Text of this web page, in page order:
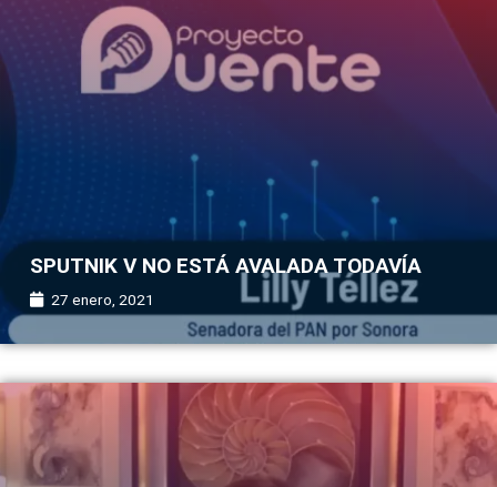
SPUTNIK V NO ESTÁ AVALADA TODAVÍA
27 enero, 2021